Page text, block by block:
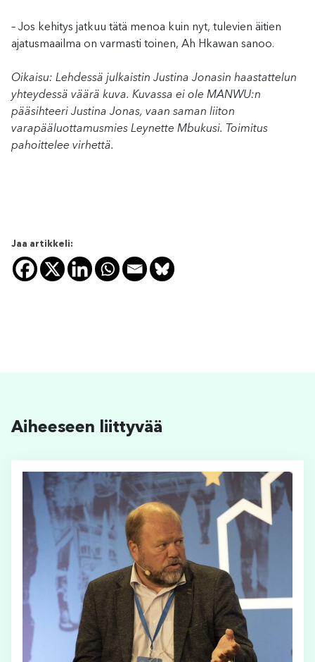
– Jos kehitys jatkuu tätä menoa kuin nyt, tulevien äitien
ajatusmaailma on varmasti toinen, Ah Hkawan sanoo.
Oikaisu: Lehdessä julkaistin Justina Jonasin haastattelun
yhteydessä väärä kuva. Kuvassa ei ole MANWU:n
pääsihteeri Justina Jonas, vaan saman liiton
varapääluottamusmies Leynette Mbukusi. Toimitus
pahoittelee virhettä.
Jaa artikkeli:
Aiheeseen liittyvää